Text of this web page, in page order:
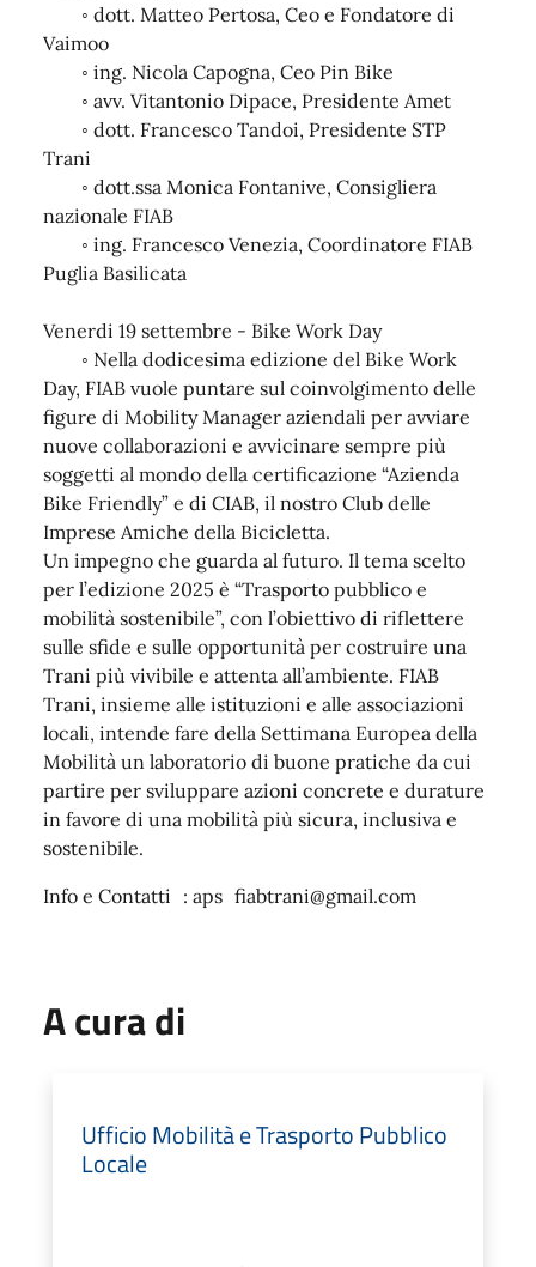
◦ dott. Matteo Pertosa, Ceo e Fondatore di
Vaimoo
◦ ing. Nicola Capogna, Ceo Pin Bike
◦ avv. Vitantonio Dipace, Presidente Amet
◦ dott. Francesco Tandoi, Presidente STP
Trani
◦ dott.ssa Monica Fontanive, Consigliera
nazionale FIAB
◦ ing. Francesco Venezia, Coordinatore FIAB
Puglia Basilicata
Venerdi 19 settembre - Bike Work Day
◦ Nella dodicesima edizione del Bike Work
Day, FIAB vuole puntare sul coinvolgimento delle
figure di Mobility Manager aziendali per avviare
nuove collaborazioni e avvicinare sempre più
soggetti al mondo della certificazione “Azienda
Bike Friendly” e di CIAB, il nostro Club delle
Imprese Amiche della Bicicletta.
Un impegno che guarda al futuro. Il tema scelto
per l’edizione 2025 è “Trasporto pubblico e
mobilità sostenibile”, con l’obiettivo di riflettere
sulle sfide e sulle opportunità per costruire una
Trani più vivibile e attenta all’ambiente. FIAB
Trani, insieme alle istituzioni e alle associazioni
locali, intende fare della Settimana Europea della
Mobilità un laboratorio di buone pratiche da cui
partire per sviluppare azioni concrete e durature
in favore di una mobilità più sicura, inclusiva e
sostenibile.
Info e Contatti : aps fiabtrani@gmail.com
A cura di
Ufficio Mobilità e Trasporto Pubblico
Locale